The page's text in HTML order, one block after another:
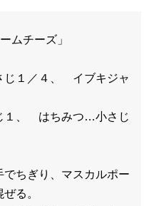
ムチーズ」
じ１／４、 イブキジャ
１、 はちみつ…小さじ
ちぎり、マスカルポー
る。